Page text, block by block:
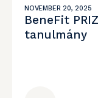
NOVEMBER 20, 2025
BeneFit
tanulmány